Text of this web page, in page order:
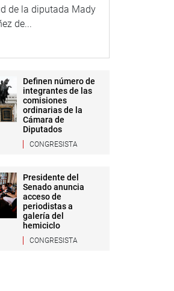
de la diputada Mady
de...
Definen número de
integrantes de las
comisiones
ordinarias de la
Cámara de
Diputados
CONGRESISTA
Presidente del
Senado anuncia
acceso de
periodistas a
galería del
hemiciclo
CONGRESISTA